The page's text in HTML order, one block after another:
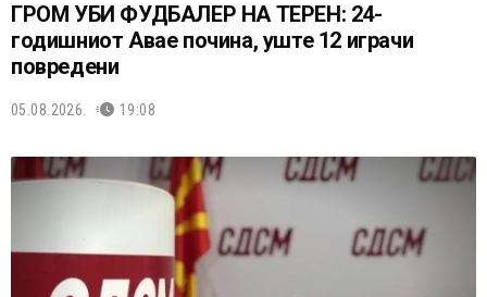
ГРОМ УБИ ФУДБАЛЕР НА ТЕРЕН: 24-
годишниот Авае почина, уште 12 играчи
повредени
05.08.2026. 19:08